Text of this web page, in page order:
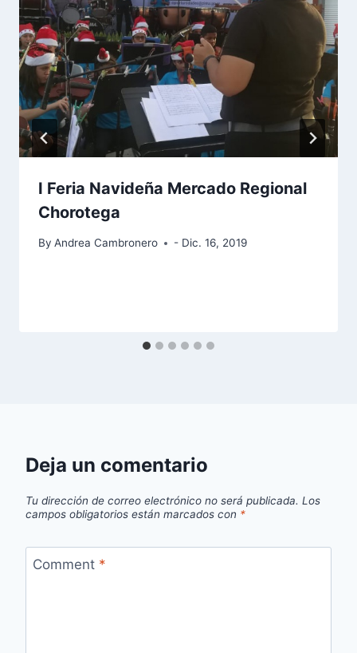
I Feria Navideña Mercado Regional
Chorotega
By Andrea Cambronero - Dic. 16, 2019
Deja un comentario
Tu dirección de correo electrónico no será publicada. Los
campos obligatorios están marcados con *
Comment *